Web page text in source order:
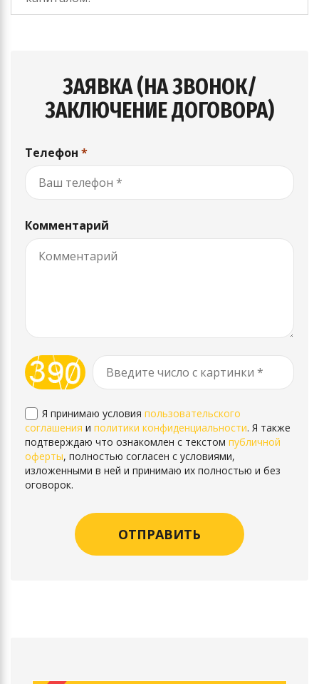
ЗАЯВКА (НА ЗВОНОК/
ЗАКЛЮЧЕНИЕ ДОГОВОРА)
Телефон *
Комментарий
Я принимаю условия пользовательского
соглашения и политики конфиденциальности. Я также
подтверждаю что ознакомлен с текстом публичной
оферты, полностью согласен с условиями,
изложенными в ней и принимаю их полностью и без
оговорок.